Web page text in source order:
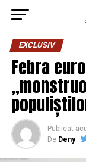
EXCLUSIV
Febra
Publicat
De Deny